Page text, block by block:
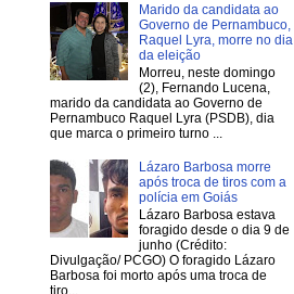
Marido da candidata ao
Governo de Pernambuco,
Raquel Lyra, morre no dia
da eleição
Morreu, neste domingo
(2), Fernando Lucena,
marido da candidata ao Governo de
Pernambuco Raquel Lyra (PSDB), dia
que marca o primeiro turno ...
Lázaro Barbosa morre
após troca de tiros com a
polícia em Goiás
Lázaro Barbosa estava
foragido desde o dia 9 de
junho (Crédito:
Divulgação/ PCGO) O foragido Lázaro
Barbosa foi morto após uma troca de